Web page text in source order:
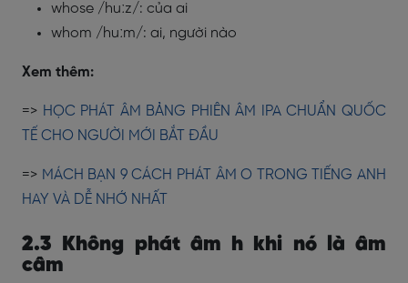
whose /huːz/: của ai
whom /huːm/: ai, người nào
Xem thêm:
=> HỌC PHÁT ÂM BẢNG PHIÊN ÂM IPA CHUẨN QUỐC
TẾ CHO NGƯỜI MỚI BẮT ĐẦU
=> MÁCH BẠN 9 CÁCH PHÁT ÂM O TRONG TIẾNG ANH
HAY VÀ DỄ NHỚ NHẤT
2.3 Không phát âm h khi nó là âm
câm